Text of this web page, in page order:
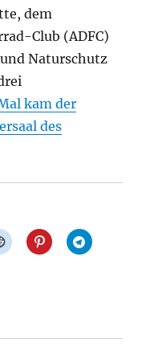
dem
Club (ADFC)
Naturschutz
kam der
des